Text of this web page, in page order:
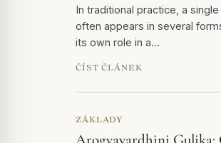
In traditional practice, a
often appears in several
its own role in a…
ČÍST ČLÁNEK
ZÁKLADY